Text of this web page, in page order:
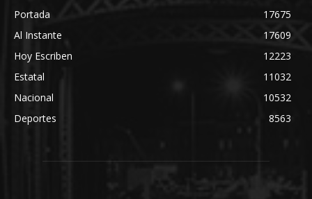
Portada
17675
Al Instante
17609
Hoy Escriben
12223
Estatal
11032
Nacional
10532
Deportes
8563